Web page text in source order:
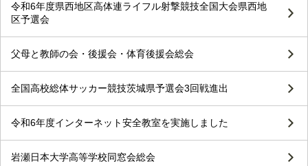
令和6年度県西地区高体連ライフル射撃競技全国大会県西地
区予選会
父母と教師の会・後援会・体育後援会総会
全国高校総体サッカー競技茨城県予選会3回戦進出
令和6年度インターネット安全教室を実施しました
岩瀬日本大学高等学校同窓会総会